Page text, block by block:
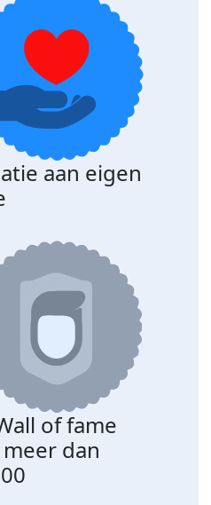
aan eigen
of fame
dan